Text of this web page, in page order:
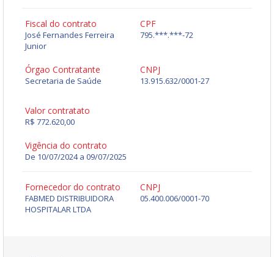
Fiscal do contrato
José Fernandes Ferreira
Junior
CPF
795.***.***-72
Órgao Contratante
Secretaria de Saúde
CNPJ
13.915.632/0001-27
Valor contratato
R$ 772.620,00
Vigência do contrato
De 10/07/2024 a 09/07/2025
Fornecedor do contrato
FABMED DISTRIBUIDORA
HOSPITALAR LTDA
CNPJ
05.400.006/0001-70